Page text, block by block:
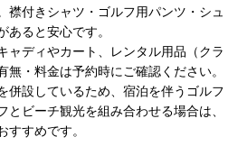
襟付きシャツ・ゴルフ用パンツ・シュ
あると安心です。
ャディやカート、レンタル用品（クラ
無・料金は予約時にご確認ください。
併設しているため、宿泊を伴うゴルフ
とビーチ観光を組み合わせる場合は、
すすめです。